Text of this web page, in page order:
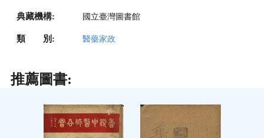
典藏機構: 國立臺灣圖書館
類 別: 醫藥家政
推薦圖書: